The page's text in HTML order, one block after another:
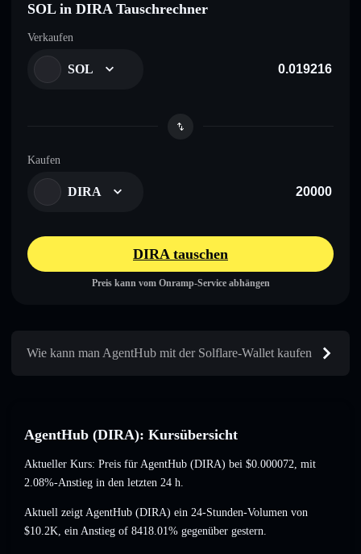
SOL in DIRA Tauschrechner
Verkaufen
SOL
Kaufen
DIRA
DIRA tauschen
Preis kann vom Onramp-Service abhängen
Wie kann man AgentHub mit der Solflare-Wallet kaufen
AgentHub (DIRA): Kursübersicht
Aktueller Kurs: Preis für AgentHub (DIRA) bei $0.000072, mit
2.08%-Anstieg in den letzten 24 h.
Aktuell zeigt AgentHub (DIRA) ein 24-Stunden-Volumen von
$10.2K, ein Anstieg of 8418.01% gegenüber gestern.